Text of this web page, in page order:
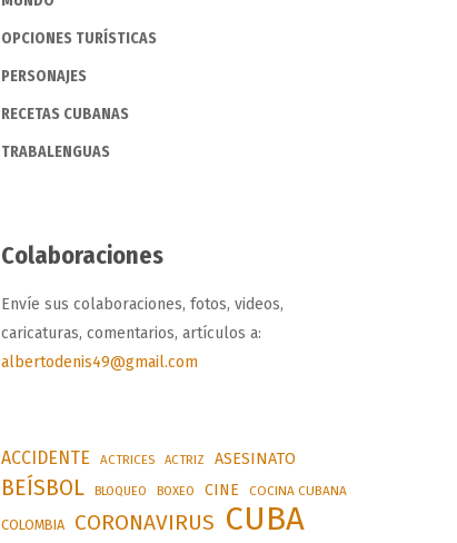
OPCIONES TURÍSTICAS
PERSONAJES
RECETAS CUBANAS
TRABALENGUAS
Colaboraciones
Envíe sus colaboraciones, fotos, videos,
caricaturas, comentarios, artículos a:
albertodenis49@gmail.com
ACCIDENTE ACTRICES ACTRIZ ASESINATO
BEÍSBOL BLOQUEO BOXEO CINE COCINA CUBANA
COLOMBIA CORONAVIRUS CUBA